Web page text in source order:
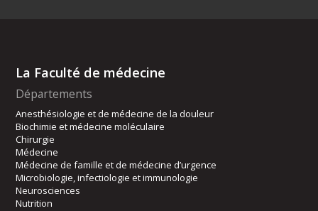
La Faculté de médecine
Départements
Anesthésiologie et de médecine de la douleur
Biochimie et médecine moléculaire
Chirurgie
Médecine
Médecine de famille et de médecine d’urgence
Microbiologie, infectiologie et immunologie
Neurosciences
Nutrition